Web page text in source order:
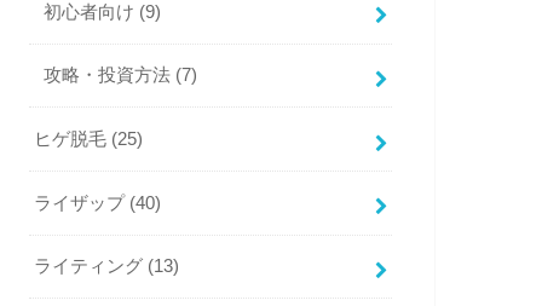
初心者向け (9)
攻略・投資方法 (7)
ヒゲ脱毛 (25)
ライザップ (40)
ライティング (13)